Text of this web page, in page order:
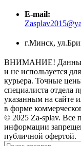
E-mail:
г.Минск,
ВНИМАНИЕ! Данный
и не используется
курьера. Точные
специалиста отдела
указанным на сайте
в форме
© 2025 Za-splav. Все
информации
публичной офертой.